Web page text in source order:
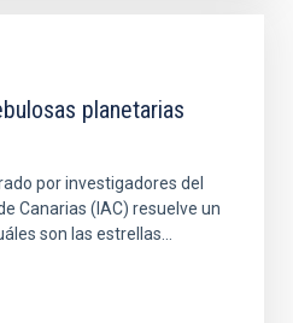
planetarias
por investigadores del
Canarias (IAC) resuelve un
son las estrellas...